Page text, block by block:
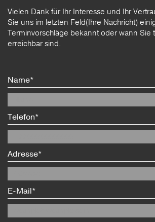
Vielen Dank für Ihr Interesse und Ihr
Sie uns im letzten Feld(Ihre Nachricht)
Terminvorschläge bekannt oder wann Sie
erreichbar sind.
Name*
Telefon*
Adresse*
E-Mail*